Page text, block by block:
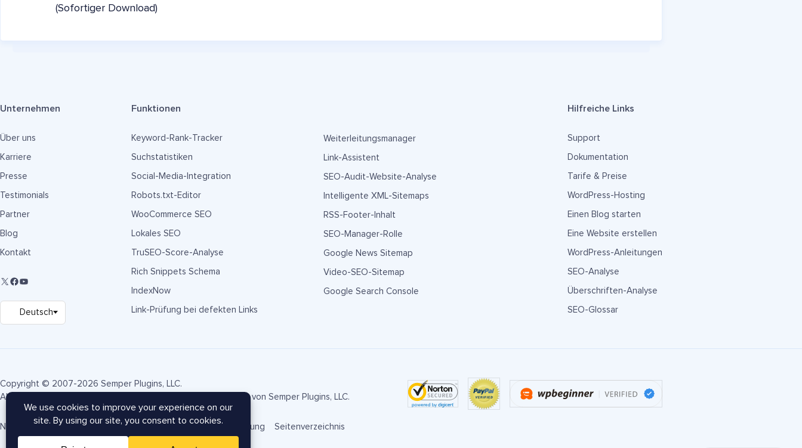
(Sofortiger Download)
Unternehmen
Über uns
Karriere
Presse
Testimonials
Partner
Blog
Kontakt
Funktionen
Keyword-Rank-Tracker
Suchstatistiken
Social-Media-Integration
Robots.txt-Editor
WooCommerce SEO
Lokales SEO
TruSEO-Score-Analyse
Rich Snippets Schema
IndexNow
Link-Prüfung bei defekten Links
Weiterleitungsmanager
Link-Assistent
SEO-Audit-Website-Analyse
Intelligente XML-Sitemaps
RSS-Footer-Inhalt
SEO-Manager-Rolle
Google News Sitemap
Video-SEO-Sitemap
Google Search Console
Hilfreiche Links
Support
Dokumentation
Tarife & Preise
WordPress-Hosting
Einen Blog starten
Eine Website erstellen
WordPress-Anleitungen
SEO-Analyse
Überschriften-Analyse
SEO-Glossar
Copyright © 2007-2026 Semper Plugins, LLC.
AIOSEO® und All in One SEO Pack® sind eingetragene Marken von Semper Plugins, LLC.
Nutzungsbedingungen Datenschutzrichtlinie FTC-Offenlegung
Seitenverzeichnis